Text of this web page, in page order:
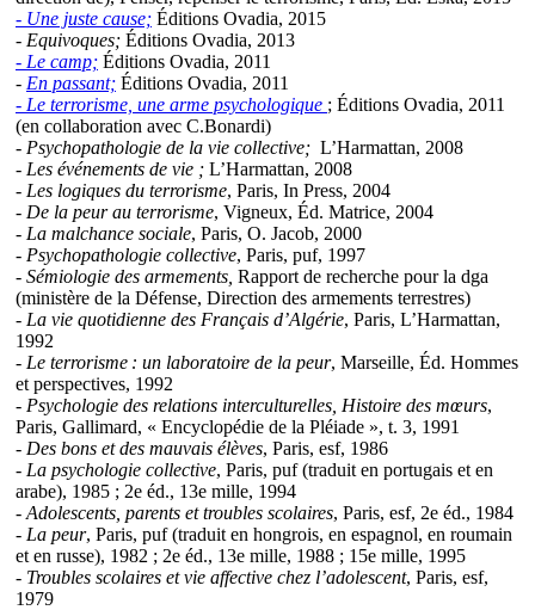
- Une juste cause; Éditions Ovadia, 2015
- Equivoques; Éditions Ovadia, 2013
- Le camp; Éditions Ovadia, 2011
- En passant; Éditions Ovadia, 2011
- Le terrorisme, une arme psychologique ; Éditions Ovadia, 2011
(en collaboration avec C.Bonardi)
- Psychopathologie de la vie collective; L’Harmattan, 2008
- Les événements de vie ; L’Harmattan, 2008
- Les logiques du terrorisme, Paris, In Press, 2004
- De la peur au terrorisme, Vigneux, Éd. Matrice, 2004
- La malchance sociale, Paris, O. Jacob, 2000
- Psychopathologie collective, Paris, puf, 1997
- Sémiologie des armements, Rapport de recherche pour la dga
(ministère de la Défense, Direction des armements terrestres)
- La vie quotidienne des Français d’Algérie, Paris, L’Harmattan,
1992
- Le terrorisme : un laboratoire de la peur, Marseille, Éd. Hommes
et perspectives, 1992
- Psychologie des relations interculturelles, Histoire des mœurs,
Paris, Gallimard, « Encyclopédie de la Pléiade », t. 3, 1991
- Des bons et des mauvais élèves, Paris, esf, 1986
- La psychologie collective, Paris, puf (traduit en portugais et en
arabe), 1985 ; 2e éd., 13e mille, 1994
- Adolescents, parents et troubles scolaires, Paris, esf, 2e éd., 1984
- La peur, Paris, puf (traduit en hongrois, en espagnol, en roumain
et en russe), 1982 ; 2e éd., 13e mille, 1988 ; 15e mille, 1995
- Troubles scolaires et vie affective chez l’adolescent, Paris, esf,
1979